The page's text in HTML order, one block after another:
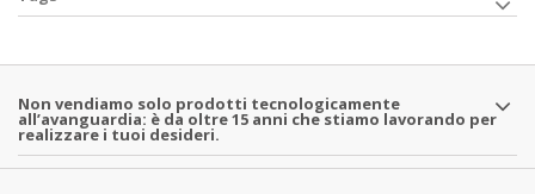
Non vendiamo solo prodotti tecnologicamente
all’avanguardia: è da oltre 15 anni che stiamo lavorando per
realizzare i tuoi desideri.